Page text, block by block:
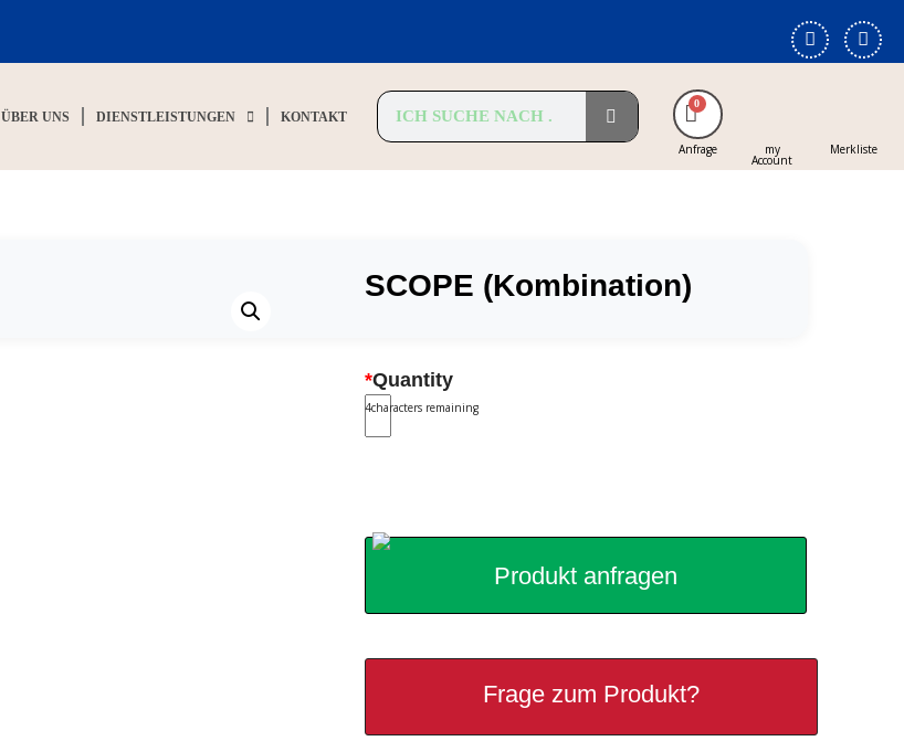
ÜBER UNS DIENSTLEISTUNGEN KONTAKT
Anfrage my
Account
Merkliste
SCOPE (Kombination)
*Quantity
4characters remaining
Produkt anfragen
Frage zum Produkt?